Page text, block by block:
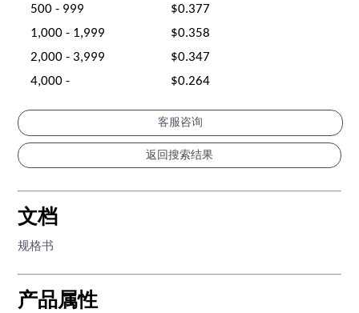
500 - 999
$0.377
1,000 - 1,999
$0.358
2,000 - 3,999
$0.347
4,000 -
$0.264
客服咨询
文档
规格书
产品属性